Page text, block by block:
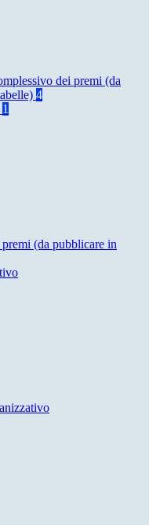
dei premi (da
4
1
(da pubblicare in